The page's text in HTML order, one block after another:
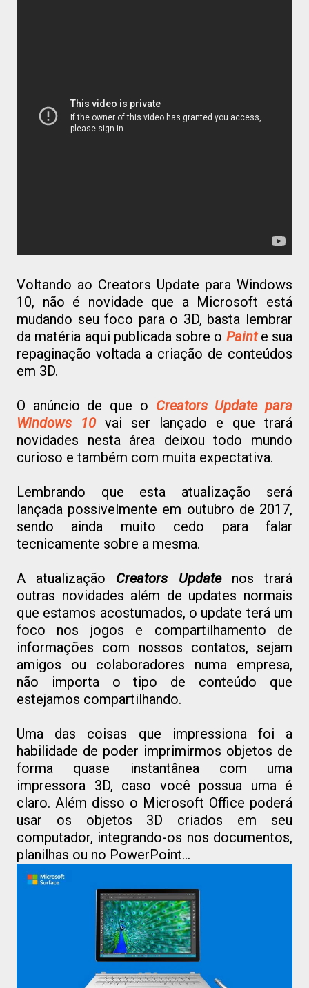
Voltando ao Creators Update para Windows
10, não é novidade que a Microsoft está
mudando seu foco para o 3D, basta lembrar
da matéria aqui publicada sobre o Painte sua
repaginação voltada a criação de conteúdos
em 3D.
O anúncio de que o Creators Update para
Windows 10 vai ser lançado e que trará
novidades nesta área deixou todo mundo
curioso e também com muita expectativa.
Lembrando que esta atualização será
lançada possivelmente em outubro de 2017,
sendo ainda muito cedo para falar
tecnicamente sobre a mesma.
A atualização Creators Updatenos trará
outras novidades além de updates normais
que estamos acostumados, o update terá um
foco nos jogos e compartilhamento de
informações com nossos contatos, sejam
amigos ou colaboradores numa empresa,
não importa o tipo de conteúdo que
estejamos compartilhando.
Uma das coisas que impressiona foi a
habilidade de poder imprimirmos objetos de
forma quase instantânea com uma
impressora 3D, caso você possua uma é
claro. Além disso o Microsoft Office poderá
usar os objetos 3D criados em seu
computador, integrando-os nos documentos,
planilhas ou no PowerPoint...